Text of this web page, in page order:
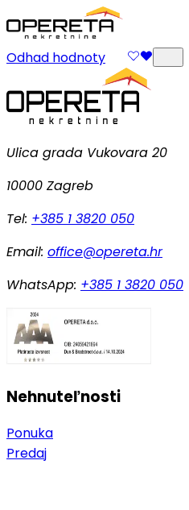
Odhad hodnoty
Ulica grada Vukovara 20
10000 Zagreb
Tel: +385 1 3820 050
Email: office@opereta.hr
WhatsApp: +385 1 3820 050
Nehnuteľnosti
Ponuka
Predaj